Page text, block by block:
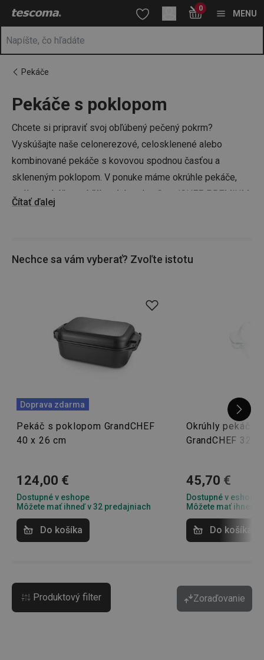
Nachádzate sa na stránke Pekáče s poklopom 🥘
Prejsť na hlavný obsah
Prejsť na vyhľadávanie
Prejsť na navigáciu 0
MENU
Pekáče
Pekáče s poklopom
Chcete si pripraviť svoj obľúbený pečený pokrm?
Vyskúšajte naše celonerezové, celosklenené alebo
kombinované pekáče s kovovou spodnou časťou a
skleneným poklopom. V ponuke máme okrúhle pekáče,
oválne pekáče z obľúbených radov
GrandCHEF, PREMIUM
a ďalších.
nedeľný obed, ktorý bude chutiť celej rodine!
Čítať ďalej
Nechce sa vám vyberať? Zvoľte istotu
Doprava zdarma
Pekáč s poklopom GrandCHEF
40 x 26 cm
124,00 €
Dostupné v eshope
Môžete mať ihneď v 32 predajniach
Do košíka
Okrúhly pekáč s
GrandCHEF 32
45,70 €
Dostupné v eshope
Môžete mať ihneď
Do košíka
Produktový filter Zoraďovanie